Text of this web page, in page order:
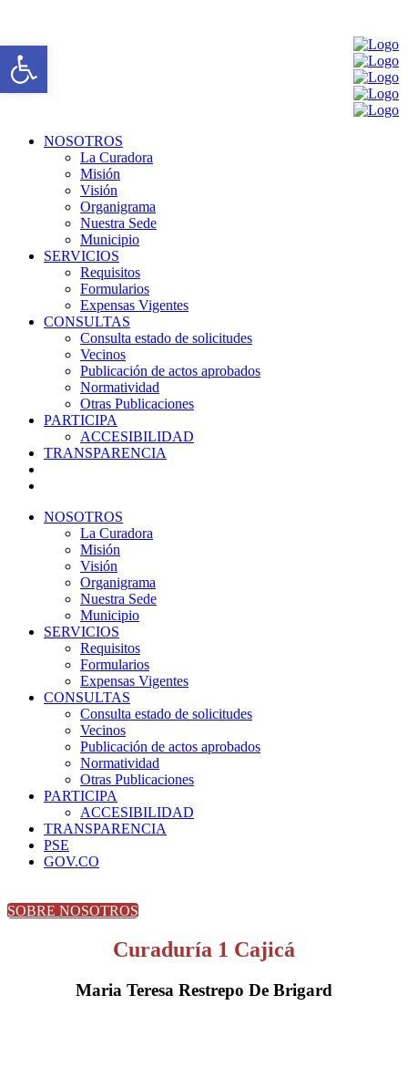
NOSOTROS
La Curadora
Misión
Visión
Organigrama
Nuestra Sede
Municipio
SERVICIOS
Requisitos
Formularios
Expensas Vigentes
CONSULTAS
Consulta estado de solicitudes
Vecinos
Publicación de actos aprobados
Normatividad
Otras Publicaciones
PARTICIPA
ACCESIBILIDAD
TRANSPARENCIA
NOSOTROS
La Curadora
Misión
Visión
Organigrama
Nuestra Sede
Municipio
SERVICIOS
Requisitos
Formularios
Expensas Vigentes
CONSULTAS
Consulta estado de solicitudes
Vecinos
Publicación de actos aprobados
Normatividad
Otras Publicaciones
PARTICIPA
ACCESIBILIDAD
TRANSPARENCIA
PSE
GOV.CO
SOBRE NOSOTROS
Curaduría 1 Cajicá
Maria Teresa Restrepo De Brigard
Open toolbar